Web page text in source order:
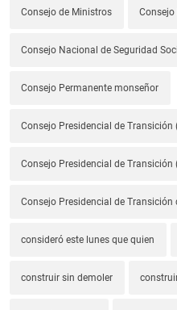
Consejo de Ministros Consejo
Consejo Nacional de Seguridad
Consejo Permanente monseñor
Consejo Presidencial de Transición
Consejo Presidencial de Transición
Consejo Presidencial de
consideró este lunes que quien
construir sin demoler